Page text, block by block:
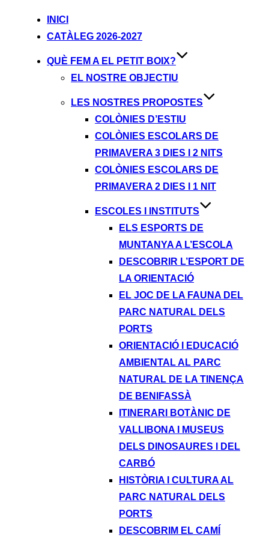
INICI
CATÀLEG 2026-2027
QUÈ FEM A EL PETIT BOIX?
EL NOSTRE OBJECTIU
LES NOSTRES PROPOSTES
COLÒNIES D’ESTIU
COLÒNIES ESCOLARS DE
PRIMAVERA 3 DIES I 2 NITS
COLÒNIES ESCOLARS DE
PRIMAVERA 2 DIES I 1 NIT
ESCOLES I INSTITUTS
ELS ESPORTS DE
MUNTANYA A L’ESCOLA
DESCOBRIR L’ESPORT DE
LA ORIENTACIÓ
EL JOC DE LA FAUNA DEL
PARC NATURAL DELS
PORTS
ORIENTACIÓ I EDUCACIÓ
AMBIENTAL AL PARC
NATURAL DE LA TINENÇA
DE BENIFASSÀ
ITINERARI BOTÀNIC DE
VALLIBONA I MUSEUS
DELS DINOSAURES I DEL
CARBÓ
HISTÒRIA I CULTURA AL
PARC NATURAL DELS
PORTS
DESCOBRIM EL CAMÍ